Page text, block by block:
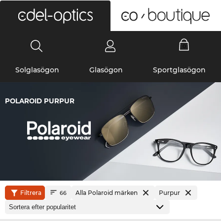
Solglasögon Glasögon Sportglasögon
POLAROID PURPUR
Filtrera 66 Alla Polaroid märken Purpur